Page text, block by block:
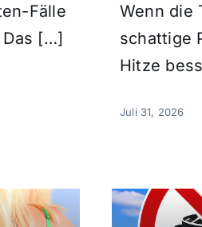
Fälle
Das […]
Wenn die
schattige
Hitze
Juli 31, 2026